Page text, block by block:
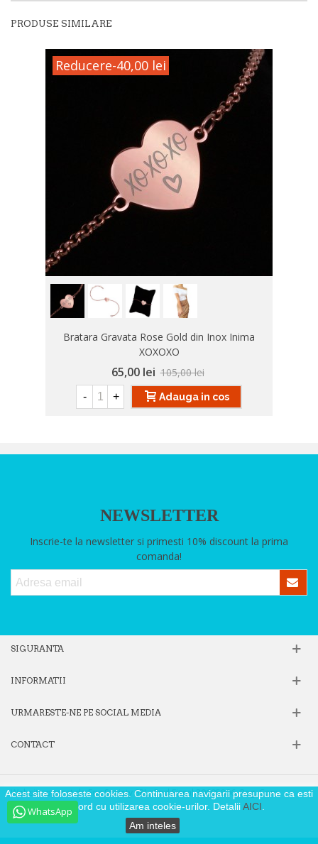
WhatsApp
PRODUSE SIMILARE
Reducere-40,00 lei
Bratara Gravata Rose Gold din Inox Inima
XOXOXO
65,00 lei 105,00 lei
- + Adauga in cos
NEWSLETTER
Inscrie-te la newsletter si primesti 10% discount la prima
comanda!
SIGURANTA
INFORMATII
URMARESTE-NE PE SOCIAL MEDIA
CONTACT
Acest site foloseste cookies. Continuarea navigarii presupune ca esti
de acord cu utilizarea cookie-urilor. DetaliiAICI
Am inteles
Website operat de Fox Society SRL, Cod Fiscal 39605806, Reg. Com.
J40/9871/2018